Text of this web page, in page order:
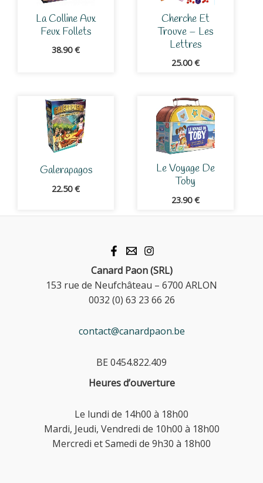
La Colline Aux
Feux Follets
38.90€
Cherche Et
Trouve – Les
Lettres
25.00€
Galerapagos
22.50€
Le Voyage De
Toby
23.90€
Canard Paon (SRL)
153 rue de Neufchâteau – 6700 ARLON
0032 (0) 63 23 66 26
contact@canardpaon.be
BE 0454.822.409
Heures d’ouverture
Le lundi de 14h00 à 18h00
Mardi, Jeudi, Vendredi de 10h00 à 18h00
Mercredi et Samedi de 9h30 à 18h00